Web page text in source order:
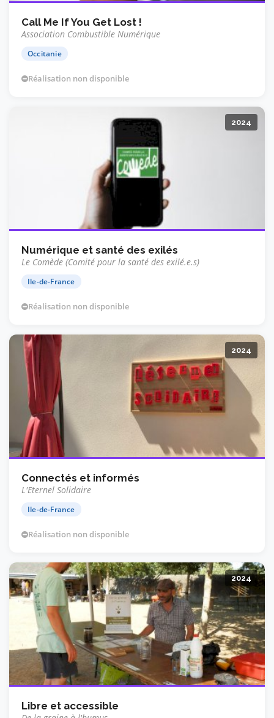
Call Me If You Get Lost !
Association Combustible Numérique
Occitanie
Réalisation non disponible
2024
Numérique et santé des exilés
Le Comède (Comité pour la santé des exilé.e.s)
Ile-de-France
Réalisation non disponible
2024
Connectés et informés
L'Eternel Solidaire
Ile-de-France
Réalisation non disponible
2024
Libre et accessible